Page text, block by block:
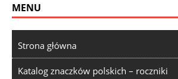
MENU
Strona główna
Katalog znaczków polskich – roczniki